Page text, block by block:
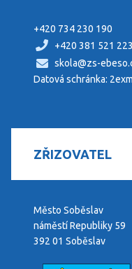
+420 734 230 190
+420 381 521 223
skola@zs-
Datová schránka:
ZŘIZOVATEL
Město Soběslav
náměstí Republiky 59
392 01 Soběslav